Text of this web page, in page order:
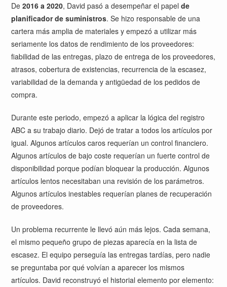
De2016 a 2020, David pasó a desempeñar el papelde
planificador de suministros. Se hizo responsable de una
cartera más amplia de materiales y empezó a utilizar más
seriamente los datos de rendimiento de los proveedores:
fiabilidad de las entregas, plazo de entrega de los proveedores,
atrasos, cobertura de existencias, recurrencia de la escasez,
variabilidad de la demanda y antigüedad de los pedidos de
compra.
Durante este periodo, empezó a aplicar la lógica del registro
ABC a su trabajo diario. Dejó de tratar a todos los artículos por
igual. Algunos artículos caros requerían un control financiero.
Algunos artículos de bajo coste requerían un fuerte control de
disponibilidad porque podían bloquear la producción. Algunos
artículos lentos necesitaban una revisión de los parámetros.
Algunos artículos inestables requerían planes de recuperación
de proveedores.
Un problema recurrente le llevó aún más lejos. Cada semana,
el mismo pequeño grupo de piezas aparecía en la lista de
escasez. El equipo perseguía las entregas tardías, pero nadie
se preguntaba por qué volvían a aparecer los mismos
artículos. David reconstruyó el historial elemento por elemento: